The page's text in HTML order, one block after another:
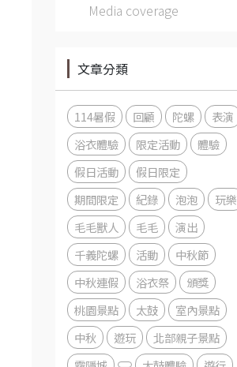
Media coverage
文章分類
114暑假 回顧 陀螺
表演
浴衣體驗
限定活動
體驗
假日活動
假日限定
期間限定
紀錄 泡泡
玩樂
毛毛獸人
毛毛
演出
千義陀螺
活動
中秋節
中秋連假
浴衣祭
頒獎
桃園景點
太鼓
室內景點
中秋
遊玩
北部親子景點